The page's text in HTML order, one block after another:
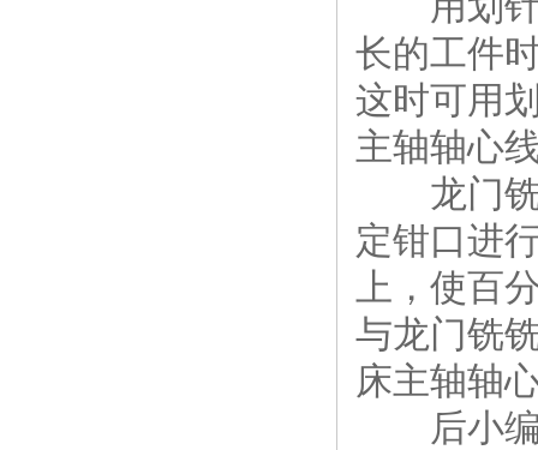
长的工件
这时可用
主轴轴心
龙门铣
定钳口进
上，使百
与龙门铣
床主轴轴
后小编